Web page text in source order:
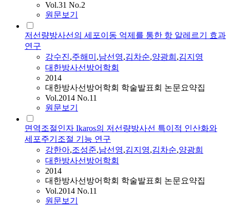
Vol.31 No.2
원문보기
저선량방사선의 세포이동 억제를 통한 항 알레르기 효과
연구
강수진,주해미 ,남선영,김차순,양광희 ,김지영
대한방사선방어학회
2014
대한방사선방어학회 학술발표회 논문요약집
Vol.2014 No.11
원문보기
면역조절인자 Ikaros의 저선량방사선 특이적 인산화와
세포주기조절 기능 연구
강한아,조성준,남선영,김지영,김차순,양광희
대한방사선방어학회
2014
대한방사선방어학회 학술발표회 논문요약집
Vol.2014 No.11
원문보기